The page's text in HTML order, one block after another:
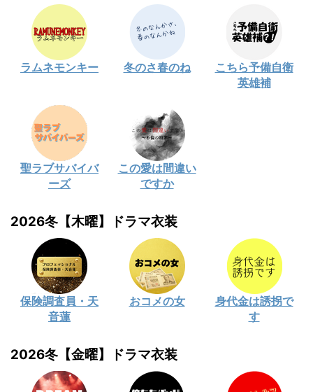
ラムネモンキー 冬のさ春のね
こちら予備自衛
英雄補
聖ラブサバイバ
ーズ
この愛は間違い
ですか
2026冬【木曜】ドラマ衣装
保険調査員・天
音蓮
おコメの女
身代金は誘拐で
す
2026冬【金曜】ドラマ衣装